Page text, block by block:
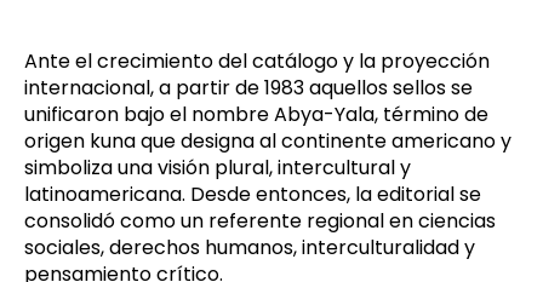
Ante el crecimiento del catálogo y la proyección
internacional,a partir de 1983 aquellossellos se
unificaron bajo el nombreAbya-Yala, término de
origen kuna quedesignaal continente americano y
simboliza una visión plural, intercultural y
latinoamericana. Desde entonces, la editorial se
consolidó como un referente regional en ciencias
sociales, derechos humanos, interculturalidad y
pensamiento crítico.